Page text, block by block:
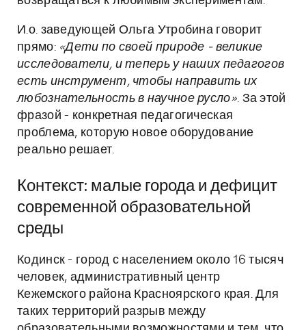
И.о. заведующей Ольга Утробина говорит
прямо: «Дети по своей природе - великие
исследователи, и теперь у наших педагогов
есть инструмент, чтобы направить их
любознательность в научное русло». За этой
фразой - конкретная педагогическая
проблема, которую новое оборудование
реально решает.
Контекст: малые города и дефицит
современной образовательной
среды
Кодинск - город с населением около 16 тысяч
человек, административный центр
Кежемского района Красноярского края. Для
таких территорий разрыв между